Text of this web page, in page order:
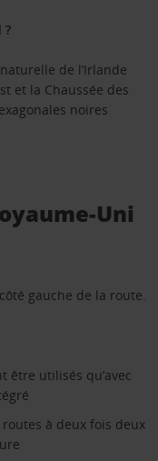
?
de l’Irlande
et la Chaussée des
noires
Uni
gauche de la route.
être utilisés qu’avec
à deux fois deux